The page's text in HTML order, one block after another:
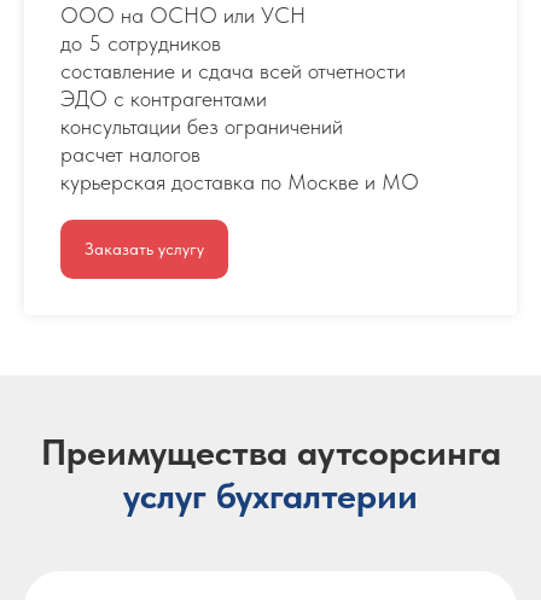
ООО на ОСНО или УСН
до 5 сотрудников
составление и сдача всей отчетности
ЭДО с контрагентами
консультации без ограничений
расчет налогов
курьерская доставка по Москве и МО
Заказать услугу
Преимущества аутсорсинга
услуг бухгалтерии